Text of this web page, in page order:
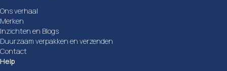
Ons verhaal
Merken
Inzichten en Blogs
Duurzaam verpakken en verzenden
Contact
Help